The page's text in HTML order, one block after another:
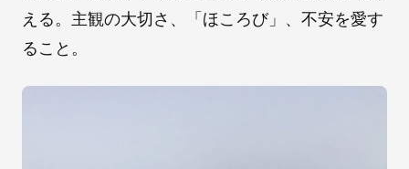
える。主観の大切さ、「ほころび」、不安を愛す
ること。